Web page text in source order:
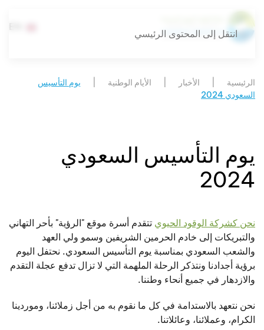
انتقل إلى المحتوى الرئيسي
الرئيسية الأخبار الأيام الوطنية
يوم التأسيس
السعودي 2024
يوم التأسيس السعودي
2024
نحن كشركة الوقود الحيوي تتقدم أسرة موقع "الرؤية" بأحر التهاني
والتبريكات إلى خادم الحرمين الشريفين وسمو ولي العهد
والشعب السعودي بمناسبة يوم التأسيس السعودي. نحتفل اليوم
برؤية أجدادنا ونتذكر الرحلة الملهمة التي لا تزال تدفع عجلة التقدم
والازدهار في جميع أنحاء وطننا.
نحن نتعهد بالاستدامة في كل ما نقوم به من أجل زملائنا، وموردينا
الكرام، وعملائنا، وعائلاتنا.